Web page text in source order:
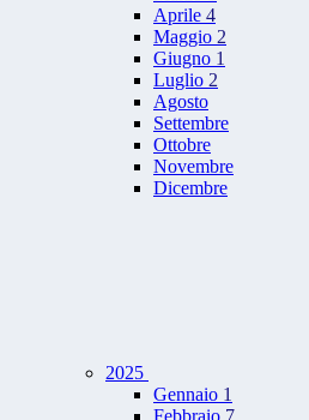
Aprile 4
Maggio 2
Giugno 1
Luglio 2
Agosto
Settembre
Ottobre
Novembre
Dicembre
2025
Gennaio 1